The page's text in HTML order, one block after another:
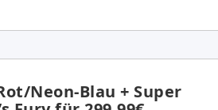
Neon-Blau + Super